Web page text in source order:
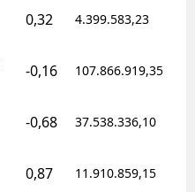
Mersin
Kars
0,32 4.399.583,23
-0,16 107.866.919,35
-0,68 37.538.336,10
0,87 11.910.859,15